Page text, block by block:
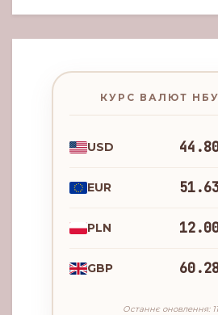
КУРС ВАЛЮТ НБУ
USD
EUR
PLN
GBP
Останнє оновлення: